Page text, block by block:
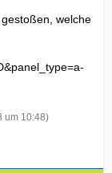
welche
um 10:48)